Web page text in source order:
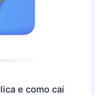
e como cai